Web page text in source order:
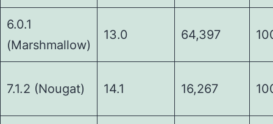
6.0.1
(Marshmallow)
13.0 64,397
7.1.2 (Nougat) 14.1 16,267